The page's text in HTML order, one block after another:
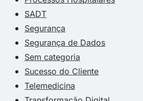
SADT
Segurança
Segurança de Dados
Sem categoria
Sucesso do Cliente
Telemedicina